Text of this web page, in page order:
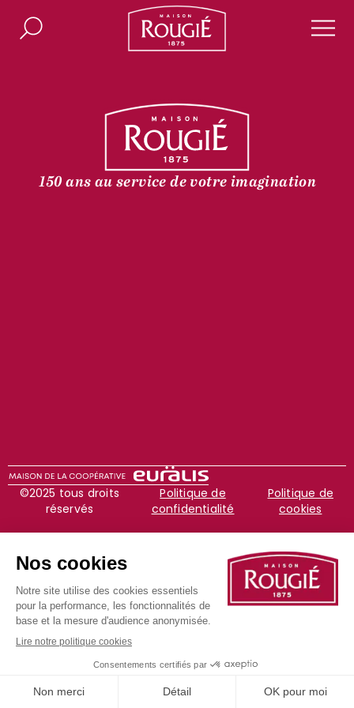
Maison Rougié
Rechercher
150 ans au service de votre imagination
©2025 tous droits
réservés
Politique de
confidentialité
Politique de
cookies